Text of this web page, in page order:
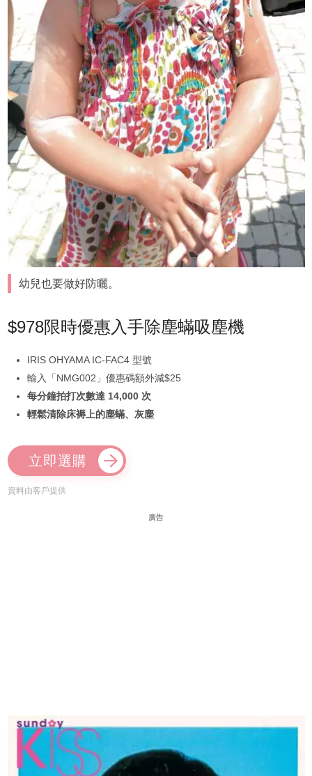
幼兒也要做好防曬。
$978限時優惠入手除塵蟎吸塵機
IRIS OHYAMA IC-FAC4 型號
輸入「NMG002」優惠碼額外減$25
每分鐘拍打次數達 14,000 次
輕鬆清除床褥上的塵蟎、灰塵
立即選購
資料由客戶提供
廣告